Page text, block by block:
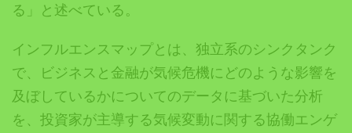
る」と述べている。
インフルエンスマップとは、独立系のシンクタンク
で、ビジネスと金融が気候危機にどのような影響を
及ぼしているかについてのデータに基づいた分析
を、投資家が主導する気候変動に関する協働エンゲ